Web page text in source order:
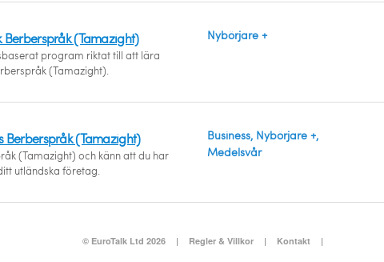
Berberspråk (Tamazight)
program riktat till att lära
(Tamazight).
Nybörjare +
Berberspråk (Tamazight)
(Tamazight) och känn att du har
utländska företag.
Business, Nybörjare +,
Medelsvår
© EuroTalk Ltd 2026 | Regler & Villkor | Kontakt |